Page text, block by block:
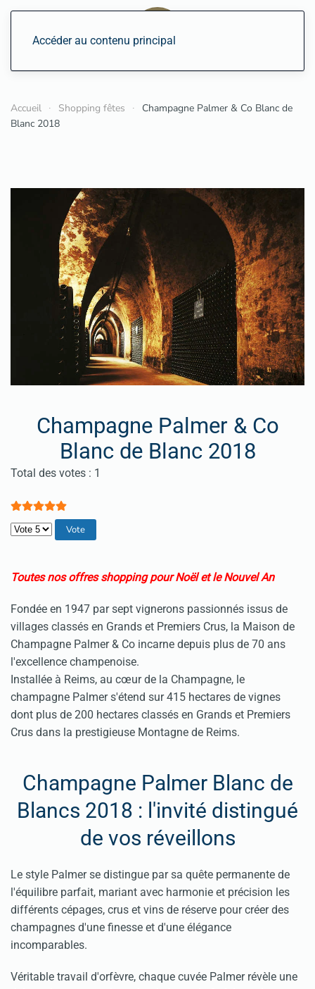
Accéder au contenu principal
Accueil Shopping fêtes
Champagne Palmer & Co Blanc de
Blanc 2018
Champagne Palmer & Co
Blanc de Blanc 2018
Vote utilisateur:5/
Total des votes : 1
Veuillez voter
Toutes nos offres shopping pour Noël et le Nouvel An
Fondée en 1947 par sept vignerons passionnés issus de
villages classés en Grands et Premiers Crus, la Maison de
Champagne Palmer & Co incarne depuis plus de 70 ans
l'excellence champenoise.
Installée à Reims, au cœur de la Champagne, le
champagne Palmer s'étend sur 415 hectares de vignes
dont plus de 200 hectares classés en Grands et Premiers
Crus dans la prestigieuse Montagne de Reims.
Champagne Palmer Blanc de
Blancs 2018 : l'invité distingué
de vos réveillons
Le style Palmer se distingue par sa quête permanente de
l'équilibre parfait, mariant avec harmonie et précision les
différents cépages, crus et vins de réserve pour créer des
champagnes d'une finesse et d'une élégance
incomparables.
Véritable travail d'orfèvre, chaque cuvée Palmer révèle une